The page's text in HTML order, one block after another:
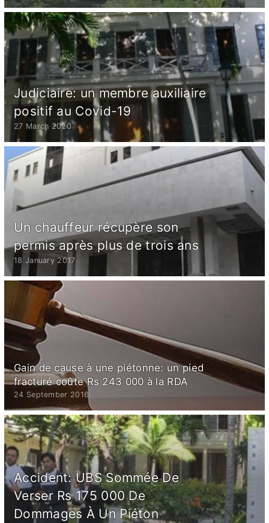
Judiciaire: un membre auxiliaire
positif au Covid-19
27 March 2020
Un chauffeur récupère son
permis après plus de trois ans
18 January 2017
Gain de cause à une piétonne: un pied
fracturé coûte Rs 243 000 à la RDA
24 September 2016
Accident: UBS Sommée De
Verser Rs 175 000 De
Dommages À Un Piéton